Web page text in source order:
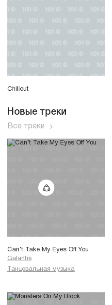
Chillout
Новые треки
Все треки
Can’t Take My Eyes Off You
Galantis
Танцевальная музыка